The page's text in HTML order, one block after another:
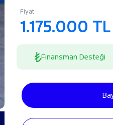
Fiyat
1.175.000 TL
Finansman Desteği